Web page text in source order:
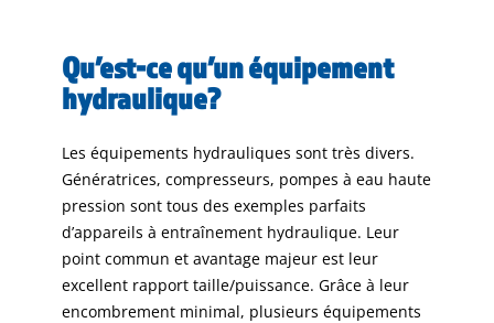
Qu’est-ce qu’un équipement
hydraulique?
Les équipements hydrauliques sont très divers.
Génératrices, compresseurs, pompes à eau haute
pression sont tous des exemples parfaits
d’appareils à entraînement hydraulique. Leur
point commun et avantage majeur est leur
excellent rapport taille/puissance. Grâce à leur
encombrement minimal, plusieurs équipements